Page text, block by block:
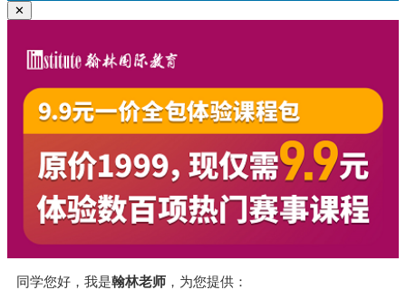
✕
同学您好，我是翰林老师 ，为您提供：